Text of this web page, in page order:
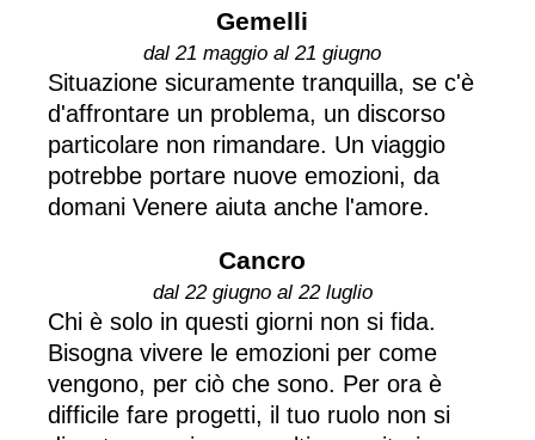
Gemelli
dal 21 maggio al 21 giugno
Situazione sicuramente tranquilla, se c'è
d'affrontare un problema, un discorso
particolare non rimandare. Un viaggio
potrebbe portare nuove emozioni, da
domani Venere aiuta anche l'amore.
Cancro
dal 22 giugno al 22 luglio
Chi è solo in questi giorni non si fida.
Bisogna vivere le emozioni per come
vengono, per ciò che sono. Per ora è
difficile fare progetti, il tuo ruolo non si